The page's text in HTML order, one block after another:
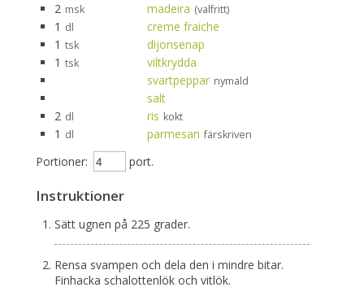
2 msk madeira (valfritt)
1 dl
creme fraiche
1 tsk
dijonsenap
1 tsk
viltkrydda
svartpeppar nymald
salt
2 dl ris kokt
1 dl parmesan färskriven
Portioner: port.
Instruktioner
Sätt ugnen på 225 grader.
Rensa svampen och dela den i mindre bitar.
Finhacka schalottenlök och vitlök.